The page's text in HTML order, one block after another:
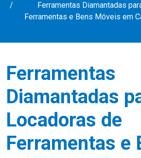
Ferramentas Diamantadas
Ferramentas e Bens Móveis em
Ferramentas
Diamantadas
Locadoras de
Ferramentas e